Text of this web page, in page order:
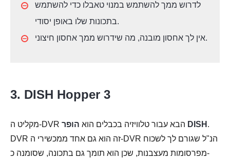
לדרוש ממך להשתמש במנוי טאבלו כדי להשתמש
בתכונות שלו באופן יסודי.
אין לך אחסון מובנה, מה שידרוש ממך אחסון חיצוני.
3. DISH Hopper 3
מקליט ה-DVR הבא עבור טלוויזיה בכבלים הוא הופר DISH .
DVR זה הוא גם אחד ממכשירי ה-DVR הנ"ל שגורם לך לשכוח
מפרסומות מעצבנות, שכן הוא תומך גם בתכונה, שסומנה כ-